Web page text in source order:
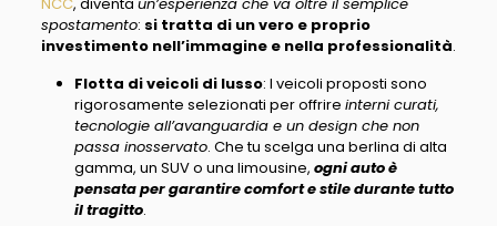
spostamento: si tratta di un vero e proprio
investimento nell’immagine e nella professionalità.
Flotta di veicoli di lusso: I veicoli proposti sono
rigorosamente selezionati per offrire interni curati,
tecnologie all’avanguardia e un design che non
passa inosservato. Che tu scelga una berlina di alta
gamma, un SUV o una limousine, ogni auto è
pensata per garantire comfort e stile durante tutto
il tragitto.